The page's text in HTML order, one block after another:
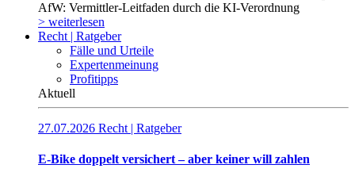
AfW: Vermittler-Leitfaden durch die KI-Verordnung
> weiterlesen
Recht | Ratgeber
Fälle und Urteile
Expertenmeinung
Profitipps
Aktuell
27.07.2026 Recht | Ratgeber
E-Bike doppelt versichert – aber keiner will zahlen